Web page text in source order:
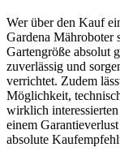
Wer über den Kauf
Gardena Mähroboter
Gartengröße absolut
zuverlässig und
verrichtet. Zudem
Möglichkeit,
wirklich
einem
absolute